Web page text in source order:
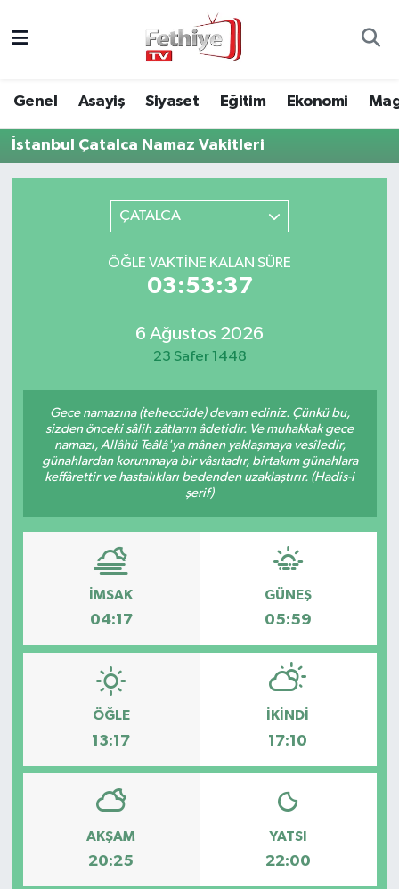
Genel Asayiş Siyaset Eğitim Ekonomi
İstanbul Çatalca Namaz Vakitleri
ÇATALCA
ÖĞLE VAKTINE KALAN SÜRE
03:53:37
6 Ağustos 2026
23 Safer 1448
Gece namazına (teheccüde) devam ediniz. Çünkü bu,
sizden önceki sâlih zâtların âdetidir. Ve muhakkak gece
namazı, Allâhü Teâlâ'ya mânen yaklaşmaya vesîledir,
günahlardan korunmaya bir vâsıtadır, birtakım günahlara
keffârettir ve hastalıkları bedenden uzaklaştırır. (Hadis-i
şerif)
İMSAK
04:17
GÜNEŞ
05:59
ÖĞLE
13:17
İKINDI
17:10
AKŞAM
20:25
YATSI
22:00
Turizm
Muğla Hava Durumu
Muğla Trafik Yoğunluk Haritası
Tüm Manşetler
Son Dakika Haberleri